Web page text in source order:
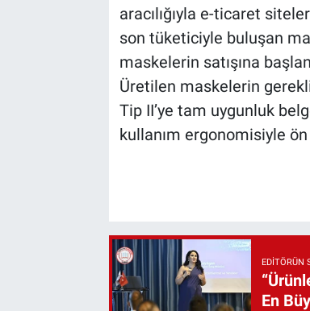
aracılığıyla e-ticaret
son tüketiciyle buluşan
maskelerin satışına
Üretilen maskelerin
Tip II’ye tam uygunluk
kullanım ergonomisiyle ön
EDITÖRÜN
En